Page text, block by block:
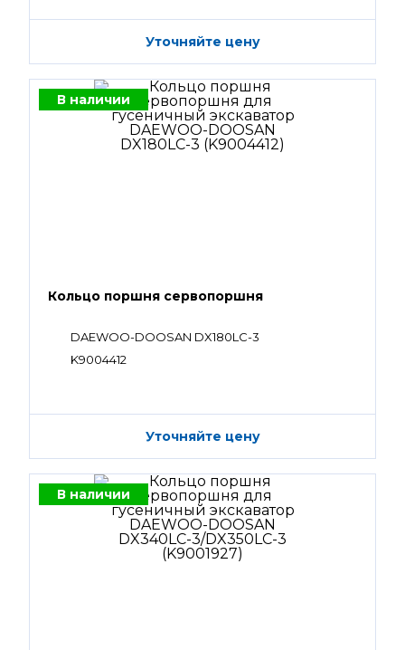
Уточняйте цену
В наличии
Кольцо поршня сервопоршня
DAEWOO-DOOSAN DX180LC-3
K9004412
Уточняйте цену
В наличии